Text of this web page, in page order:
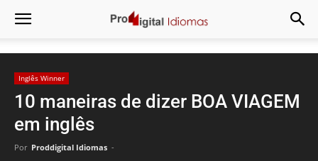
Inglês Winner
10 maneiras de dizer BOA VIAGEM
em inglês
Por Proddigital Idiomas -